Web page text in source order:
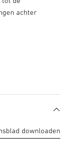
achter
downloaden